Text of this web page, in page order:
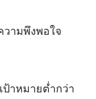
ามพึงพอใจ
ป้าหมายต่ำกว่า 5